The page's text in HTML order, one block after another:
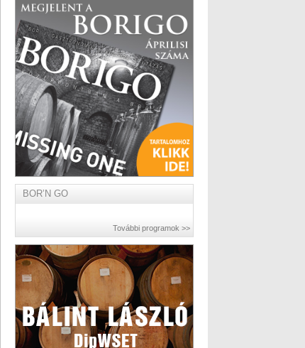
BOR’N GO
További programok >>